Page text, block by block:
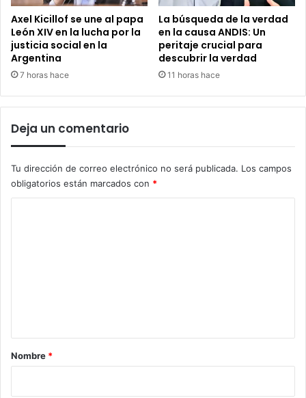
Axel Kicillof se une al papa
León XIV en la lucha por la
justicia social en la
Argentina
7 horas hace
La búsqueda de la verdad
en la causa ANDIS: Un
peritaje crucial para
descubrir la verdad
11 horas hace
Deja un comentario
Tu dirección de correo electrónico no será publicada. Los campos
obligatorios están marcados con *
rNombre *